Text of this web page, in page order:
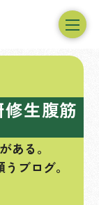
生腹筋
ある。
ブログ。